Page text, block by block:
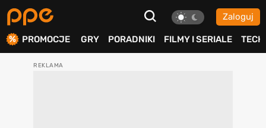
Zaloguj
PROMOCJE GRY PORADNIKI FILMY I SERIALE TECH